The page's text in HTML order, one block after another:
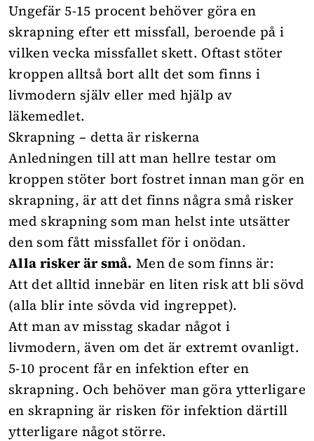
Ungefär 5-15 procent behöver göra en
skrapning efter ett missfall, beroende på i
vilken vecka missfallet skett. Oftast stöter
kroppen alltså bort allt det som finns i
livmodern själv eller med hjälp av
läkemedlet.
Skrapning – detta är riskerna
Anledningen till att man hellre testar om
kroppen stöter bort fostret innan man gör en
skrapning, är att det finns några små risker
med skrapning som man helst inte utsätter
den som fått missfallet för i onödan.
Alla riskerär små. Men de som finns är:
Att det alltid innebär en liten risk att bli sövd
(alla blir inte sövda vid ingreppet).
Att man av misstag skadar något i
livmodern, även om det är extremt ovanligt.
5-10 procent får en infektion efter en
skrapning. Och behöver man göra ytterligare
en skrapning är risken för infektion därtill
ytterligare något större.